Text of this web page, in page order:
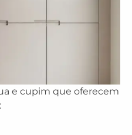
e cupim que oferecem